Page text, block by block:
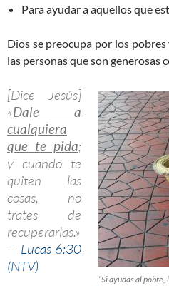
Para ayudar a aquellos que
Dios se preocupa por los
las personas que son generosas
“Si ayudas al
[Dice Jesús]
«Dale a
cualquiera
que te pida;
y cuando te
quiten las
cosas, no
trates de
recuperarlas.»
— Lucas 6:30
(NTV)